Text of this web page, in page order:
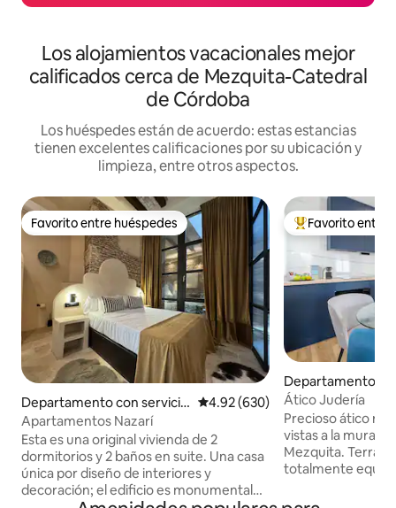
Los alojamientos vacacionales mejor
calificados cerca de Mezquita-Catedral
de Córdoba
Los huéspedes están de acuerdo: estas estancias
tienen excelentes calificaciones por su ubicación y
limpieza, entre otros aspectos.
Favorito entre huéspedes
Favorito entre huéspedes
Departamento con servicio
s incluidos en Córdoba
Calificación promedio: 4.92 de
4.92 (630)
Apartamentos Nazarí
Esta es una original vivienda de 2
dormitorios y 2 baños en suite. Una casa
única por diseño de interiores y
decoración; el edificio es monumental
De los mejores
Favorito entre
Departamento
Ático Judería
Precioso ático
vistas a la muralla
Mezquita.
totalmente
viscoelástica de